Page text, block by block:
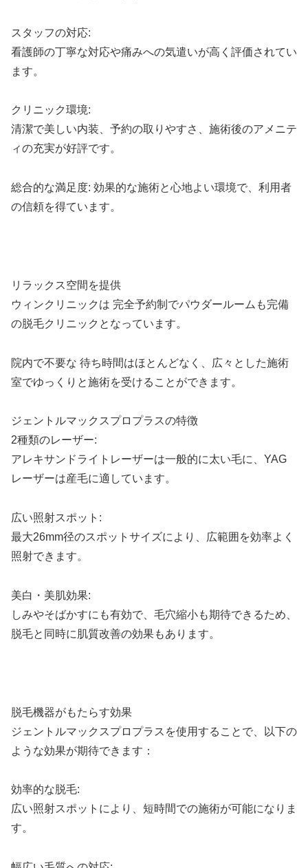
スタッフの対応:
看護師の丁寧な対応や痛みへの気遣いが高く評価されてい
ます。
クリニック環境:
清潔で美しい内装、予約の取りやすさ、施術後のアメニテ
ィの充実が好評です。
総合的な満足度: 効果的な施術と心地よい環境で、利用者
の信頼を得ています。
リラックス空間を提供
ウィンクリニックは 完全予約制でパウダールームも完備
の脱毛クリニックとなっています。
院内で不要な 待ち時間はほとんどなく、広々とした施術
室でゆっくりと施術を受けることができます。
ジェントルマックスプロプラスの特徴
2種類のレーザー:
アレキサンドライトレーザーは一般的に太い毛に、YAG
レーザーは産毛に適しています。
広い照射スポット:
最大26mm径のスポットサイズにより、広範囲を効率よく
照射できます。
美白・美肌効果:
しみやそばかすにも有効で、毛穴縮小も期待できるため、
脱毛と同時に肌質改善の効果もあります。
脱毛機器がもたらす効果
ジェントルマックスプロプラスを使用することで、以下の
ような効果が期待できます：
効率的な脱毛:
広い照射スポットにより、短時間での施術が可能になりま
す。